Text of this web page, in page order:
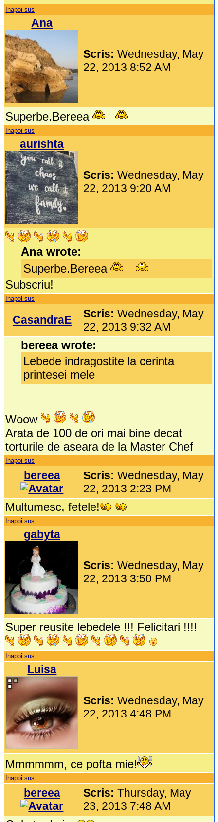
Inapoi sus
Ana
Scris:Wednesday, May
22, 2013 8:52 AM
Superbe.Bereea
Inapoi sus
aurishta
Scris:Wednesday, May
22, 2013 9:20 AM
Ana wrote:
Superbe.Bereea
Subscriu!
Inapoi sus
CasandraE Scris:Wednesday, May
22, 2013 9:32 AM
bereea wrote:
Lebede indragostite la cerinta
printesei mele
Woow
Arata de 100 de ori mai bine decat
torturile de aseara de la Master Chef
Inapoi sus
bereea Scris:Wednesday, May
22, 2013 2:23 PM
Multumesc, fetele!
Inapoi sus
gabyta
Scris:Wednesday, May
22, 2013 3:50 PM
Super reusite lebedele !!! Felicitari !!!!
Inapoi sus
Luisa
Scris:Wednesday, May
22, 2013 4:48 PM
Mmmmmm, ce pofta mie!
Inapoi sus
bereea Scris:Thursday, May
23, 2013 7:48 AM